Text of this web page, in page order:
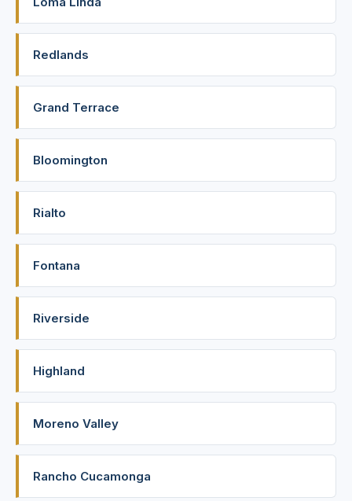
Redlands
Grand Terrace
Bloomington
Rialto
Fontana
Riverside
Highland
Moreno Valley
Rancho Cucamonga